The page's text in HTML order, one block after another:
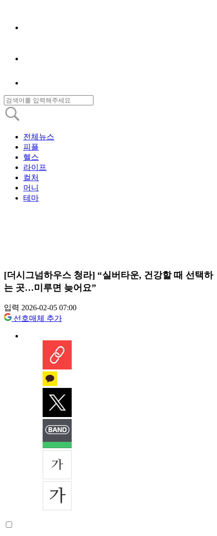
전체뉴스
피플
헬스
라이프
컬처
머니
테마
[더시그넘하우스 청라] “실버타운, 건강할 때 선택하
는 곳…미루면 늦어요”
입력 2026-02-05 07:00
선호매체 추가